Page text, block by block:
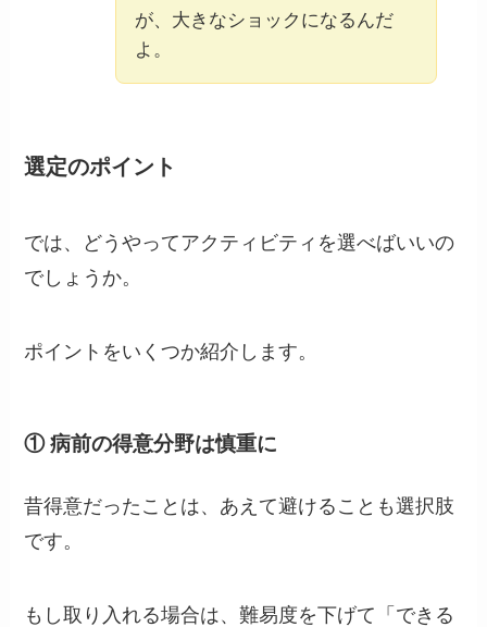
が、大きなショックになるんだ
よ。
選定のポイント
では、どうやってアクティビティを選べばいいの
でしょうか。
ポイントをいくつか紹介します。
① 病前の得意分野は慎重に
昔得意だったことは、あえて避けることも選択肢
です。
もし取り入れる場合は、難易度を下げて「できる